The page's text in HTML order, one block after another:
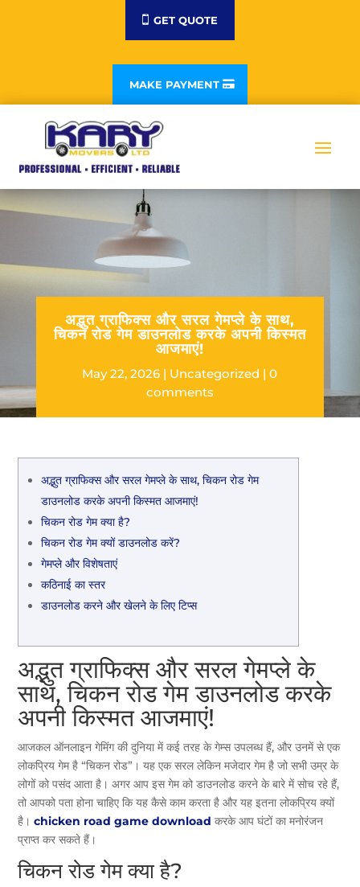
GET QUOTE
MAKE PAYMENT
अद्भुत ग्राफिक्स और सरल गेमप्ले के साथ,
चिकन रोड गेम डाउनलोड करके अपनी किस्मत
आजमाएं!
May 22, 2026 Uncategorized
0
comments
अद्भुत ग्राफिक्स और सरल गेमप्ले के साथ, चिकन रोड गेम
डाउनलोड करके अपनी किस्मत आजमाएं!
चिकन रोड गेम क्या है?
चिकन रोड गेम क्यों डाउनलोड करें?
गेमप्ले और विशेषताएं
कठिनाई का स्तर
डाउनलोड करने और खेलने के लिए टिप्स
अद्भुत ग्राफिक्स और सरल गेमप्ले के
साथ, चिकन रोड गेम डाउनलोड करके
अपनी किस्मत आजमाएं!
आजकल ऑनलाइन गेमिंग की दुनिया में कई तरह के गेम्स उपलब्ध हैं, और उनमें से एक
लोकप्रिय गेम है “चिकन रोड”। यह एक सरल लेकिन मजेदार गेम है जो सभी उम्र के
लोगों को पसंद आता है। अगर आप इस गेम को डाउनलोड करने के बारे में सोच रहे हैं,
तो आपको पता होना चाहिए कि यह कैसे काम करता है और यह इतना लोकप्रिय क्यों
है।chicken road game download करके आप घंटों का मनोरंजन
प्राप्त कर सकते हैं।
चिकन रोड गेम क्या है?